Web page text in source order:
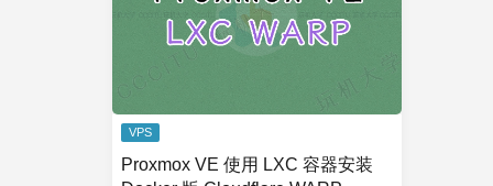
VPS
Proxmox VE 使用 LXC 容器安装